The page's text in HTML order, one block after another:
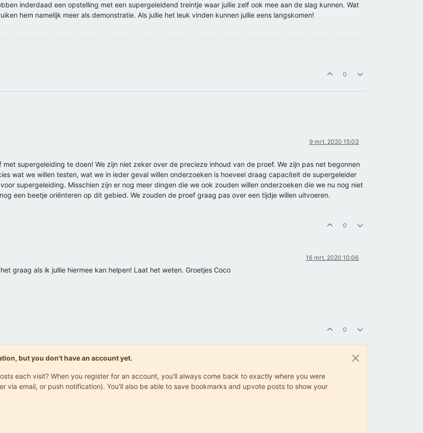
inderdaad een opstelling met een supergeleidend treintje waar jullie zelf ook mee aan de slag kunnen. Wat
hem namelijk meer als demonstratie. Als jullie het leuk vinden kunnen jullie eens langskomen!
0
9 mrt. 2020 15:03
supergeleiding te doen! We zijn niet zeker over de precieze inhoud van de proef. We zijn pas net begonnen
wat we willen testen, wat we in ieder geval willen onderzoeken is hoeveel draag capaciteit de supergeleider
supergeleiding. Misschien zijn er nog meer dingen die we ook zouden willen onderzoeken die we nu nog niet
een beetje oriënteren op dit gebied. We zouden de proef graag pas over een tijdje willen uitvoeren.
0
16 mrt. 2020 10:06
graag als ik jullie hiermee kan helpen! Laat het weten. Groetjes Coco
0
but you don't have an account yet.
each visit? When you register for an account, you'll always come back to exactly where you were
via email, or push notification). You'll also be able to save bookmarks and upvote posts to show your